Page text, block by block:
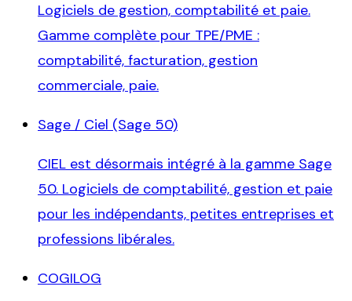
Logiciels de gestion, comptabilité et paie.
Gamme complète pour TPE/PME :
comptabilité, facturation, gestion
commerciale, paie.
Sage / Ciel (Sage 50)
CIEL est désormais intégré à la gamme Sage
50. Logiciels de comptabilité, gestion et paie
pour les indépendants, petites entreprises et
professions libérales.
COGILOG